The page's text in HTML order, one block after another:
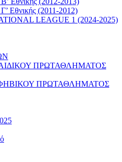
Εθνικής (2011-2012)
LEAGUE 1 (2024-2025)
ΠΡΩΤΑΘΛΗΜΑΤΟΣ
ΠΡΩΤΑΘΛΗΜΑΤΟΣ